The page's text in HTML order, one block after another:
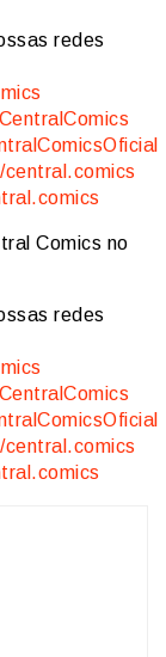
redes
Comics no
redes